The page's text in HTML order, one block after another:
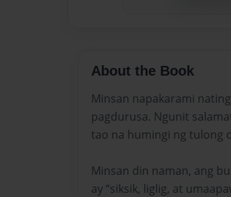
About the Book
Minsan napakarami
pagdurusa. Ngunit
tao na humingi ng tulong
Minsan din naman, ang
ay “siksik, liglig, at